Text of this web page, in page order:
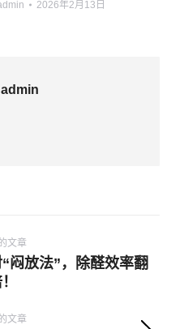
2026年2月13日
admin
文章
历
的
闷放法”，除醛效率翻
文章